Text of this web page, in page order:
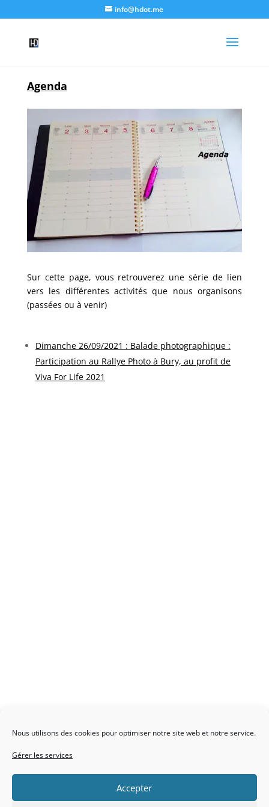
Nous utilisons des cookies pour optimiser notre site web et notre service.
Gérer les services
Accepter
info@hdot.me
Agenda
Sur cette page, vous retrouverez une série de lien
vers les différentes activités que nous organisons
(passées ou à venir)
Dimanche 26/09/2021 : Balade photographique :
Participation au Rallye Photo à Bury, au profit de
Viva For Life 2021